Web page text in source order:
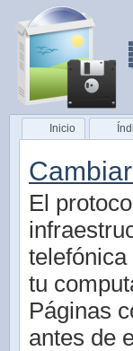
Inicio
El
tu
Páginas
antes de